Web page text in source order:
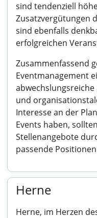
sind tendenziell
Zusatzvergütungen
sind ebenfalls
erfolgreichen
Zusammenfassend
Eventmanagement
und
Interesse an der
Events haben,
Stellenangebote
passende
Herne
Herne, im Herzen